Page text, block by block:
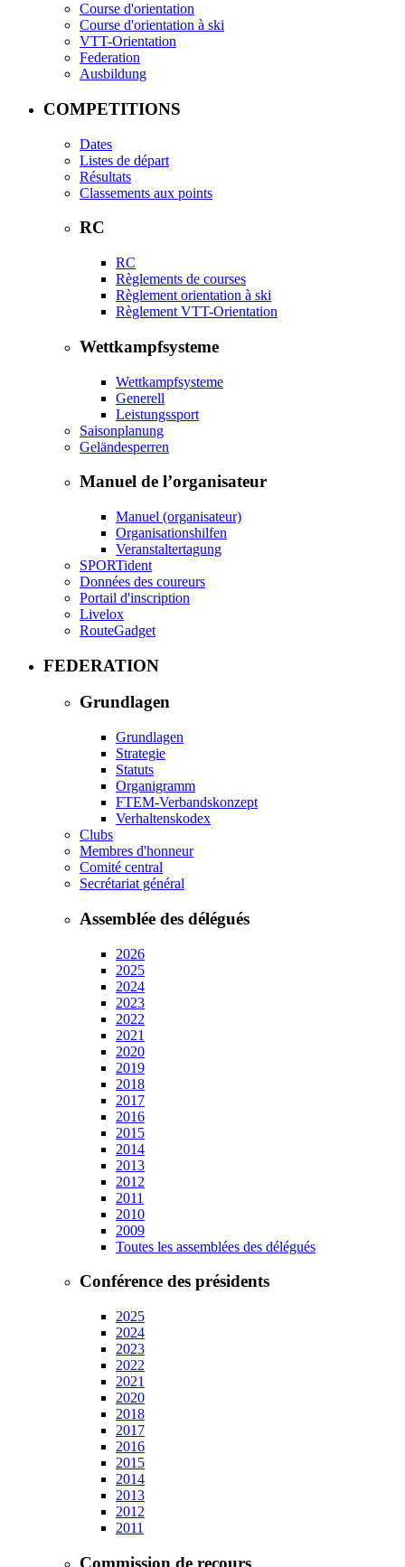
Course d'orientation
Course d'orientation à ski
VTT-Orientation
Federation
Ausbildung
COMPETITIONS
Dates
Listes de départ
Résultats
Classements aux points
RC
RC
Règlements de courses
Règlement orientation à ski
Règlement VTT-Orientation
Wettkampfsysteme
Wettkampfsysteme
Generell
Leistungssport
Saisonplanung
Geländesperren
Manuel de l’organisateur
Manuel (organisateur)
Organisationshilfen
Veranstaltertagung
SPORTident
Données des coureurs
Portail d'inscription
Livelox
RouteGadget
FEDERATION
Grundlagen
Grundlagen
Strategie
Statuts
Organigramm
FTEM-Verbandskonzept
Verhaltenskodex
Clubs
Membres d'honneur
Comité central
Secrétariat général
Assemblée des délégués
2026
2025
2024
2023
2022
2021
2020
2019
2018
2017
2016
2015
2014
2013
2012
2011
2010
2009
Toutes les assemblées des délégués
Conférence des présidents
2025
2024
2023
2022
2021
2020
2018
2017
2016
2015
2014
2013
2012
2011
Commission de recours